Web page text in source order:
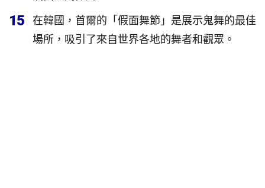
15
在韓國，首爾的「假面舞節」是展示鬼舞的最佳
場所，吸引了來自世界各地的舞者和觀眾。